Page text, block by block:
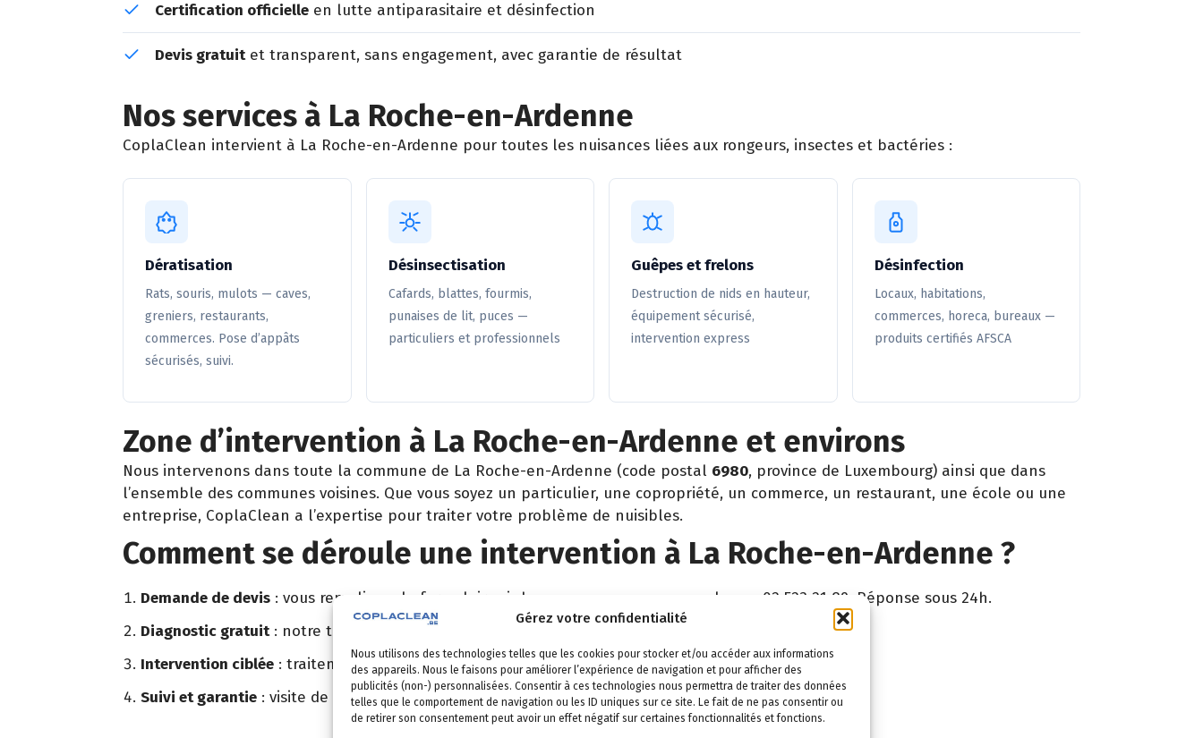
Gérez votre confidentialité
Nous utilisons des technologies telles que les cookies pour stocker et/ou accéder aux informations
des appareils. Nous le faisons pour améliorer l’expérience de navigation et pour afficher des
publicités (non-) personnalisées. Consentir à ces technologies nous permettra de traiter des données
telles que le comportement de navigation ou les ID uniques sur ce site. Le fait de ne pas consentir ou
de retirer son consentement peut avoir un effet négatif sur certaines fonctionnalités et fonctions.
Certification officielle en lutte antiparasitaire et désinfection
Devis gratuitet transparent, sans engagement, avec garantie de résultat
Nos services à La Roche-en-Ardenne
CoplaClean intervient à La Roche-en-Ardenne pour toutes les nuisances liées aux rongeurs, insectes et bactéries :
Dératisation
Rats, souris, mulots — caves,
greniers, restaurants,
commerces. Pose d’appâts
sécurisés, suivi.
Désinsectisation
Cafards, blattes, fourmis,
punaises de lit, puces —
particuliers et professionnels
Guêpes et frelons
Destruction de nids en hauteur,
équipement sécurisé,
intervention express
Désinfection
Locaux, habitations,
commerces, horeca, bureaux —
produits certifiés AFSCA
Zone d’intervention à La Roche-en-Ardenne et environs
Nous intervenons dans toute la commune de La Roche-en-Ardenne (code postal 6980, province de Luxembourg) ainsi que dans
l’ensemble des communes voisines. Que vous soyez un particulier, une copropriété, un commerce, un restaurant, une école ou une
entreprise, CoplaClean a l’expertise pour traiter votre problème de nuisibles.
Comment se déroule une intervention à La Roche-en-Ardenne ?
Demande de devis : vous remplissez le formulaire ci-dessous ou vous nous appelez au 02 523 21 89. Réponse sous 24h.
Diagnostic gratuit: notre technicien vient identifier la nuisance et son origine.
Intervention ciblée : traitement adapté, produits certifiés, sécurité maximale, discrétion garantie.
Suivi et garantie : visite de contrôle et garantie de résultat.